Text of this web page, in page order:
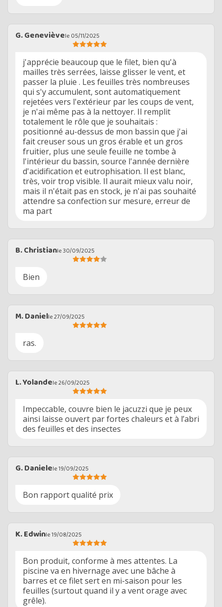
G. Genevièvele 05/11/2025
j'apprécie beaucoup que le filet, bien qu'à
mailles très serrées, laisse glisser le vent, et
passer la pluie . Les feuilles très nombreuses
qui s'y accumulent, sont automatiquement
rejetées vers l'extérieur par les coups de vent,
je n'ai même pas à la nettoyer. Il remplit
totalement le rôle que je souhaitais :
positionné au-dessus de mon bassin que j'ai
fait creuser sous un gros érable et un gros
fruitier, plus une seule feuille ne tombe à
l'intérieur du bassin, source l'année dernière
d'acidification et eutrophisation. Il est blanc,
très, voir trop visible. Il aurait mieux valu noir,
mais il n'était pas en stock, je n'ai pas souhaité
attendre sa confection sur mesure, erreur de
ma part
B. Christianle 30/09/2025
Bien
M. Danielle 27/09/2025
ras.
L. Yolandele 26/09/2025
Impeccable, couvre bien le jacuzzi que je peux
ainsi laisse ouvert par fortes chaleurs et à l’abri
des feuilles et des insectes
G. Danielele 19/09/2025
Bon rapport qualité prix
K. Edwinle 19/08/2025
Bon produit, conforme à mes attentes. La
piscine va en hivernage avec une bâche à
barres et ce filet sert en mi-saison pour les
feuilles (surtout quand il y a vent orage avec
grêle).